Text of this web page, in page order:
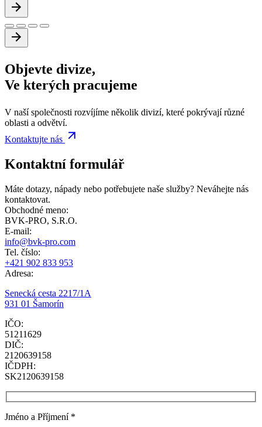
Objevte divize,
Ve kterých pracujeme
V naší společnosti rozvíjíme několik divizí, které pokrývají různé
oblasti a odvětví.
Kontaktujte nás
Kontaktní formulář
Máte dotazy, nápady nebo potřebujete naše služby? Neváhejte nás
kontaktovat.
Obchodné meno:
BVK-PRO, S.R.O.
E-mail:
info@bvk-pro.com
Tel. číslo:
+421 902 833 953
Adresa:
Senecká cesta 2217/1A
931 01 Šamorín
IČO:
51211629
DIČ:
2120639158
IČDPH:
SK2120639158
Jméno a Příjmení *